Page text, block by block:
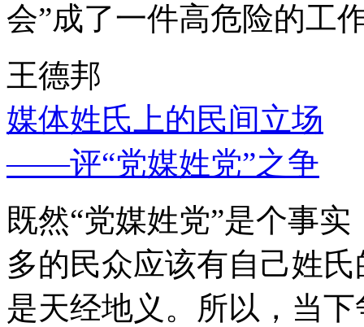
会”成了一件高危险的工
王德邦
媒体姓氏上的民间立场
——评“党媒姓党”之争
既然“党媒姓党”是个事
多的民众应该有自己姓
是天经地义。所以，当